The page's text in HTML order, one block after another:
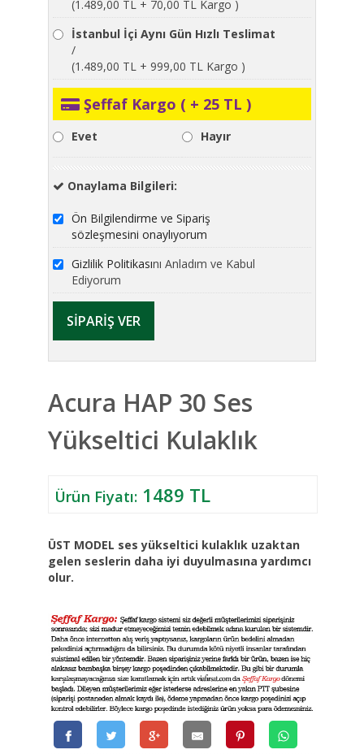
(1.489,00 TL + 70,00 TL Kargo )
İstanbul İçi Aynı Gün Hızlı Teslimat
/
(1.489,00 TL + 999,00 TL Kargo )
Şeffaf Kargo ( + 25 TL )
Evet Hayır
Onaylama Bilgileri:
Ön Bilgilendirme ve Sipariş
sözleşmesini onaylıyorum
Gizlilik Politikasını Anladım ve Kabul
Ediyorum
Acura HAP 30 Ses
Yükseltici Kulaklık
Ürün Fiyatı:1489 TL
ÜST MODEL ses yükseltici kulaklık uzaktan
gelen seslerin daha iyi duyulmasına yardımcı
olur.